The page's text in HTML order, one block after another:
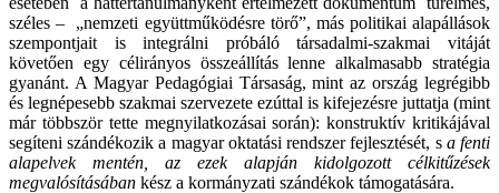
széles – „nemzeti együttműködésre törő”, más politikai alapállások
szempontjait is integrálni próbáló társadalmi-szakmai vitáját
követően egy célirányos összeállítás lenne alkalmasabb stratégia
gyanánt. A Magyar Pedagógiai Társaság, mint az ország legrégibb
és legnépesebb szakmai szervezete ezúttal is kifejezésre juttatja (mint
már többször tette megnyilatkozásai során): konstruktív kritikájával
segíteni szándékozik a magyar oktatási rendszer fejlesztését, s a fenti
alapelvek mentén, az ezek alapján kidolgozott célkitűzések
megvalósításában kész a kormányzati szándékok támogatására.